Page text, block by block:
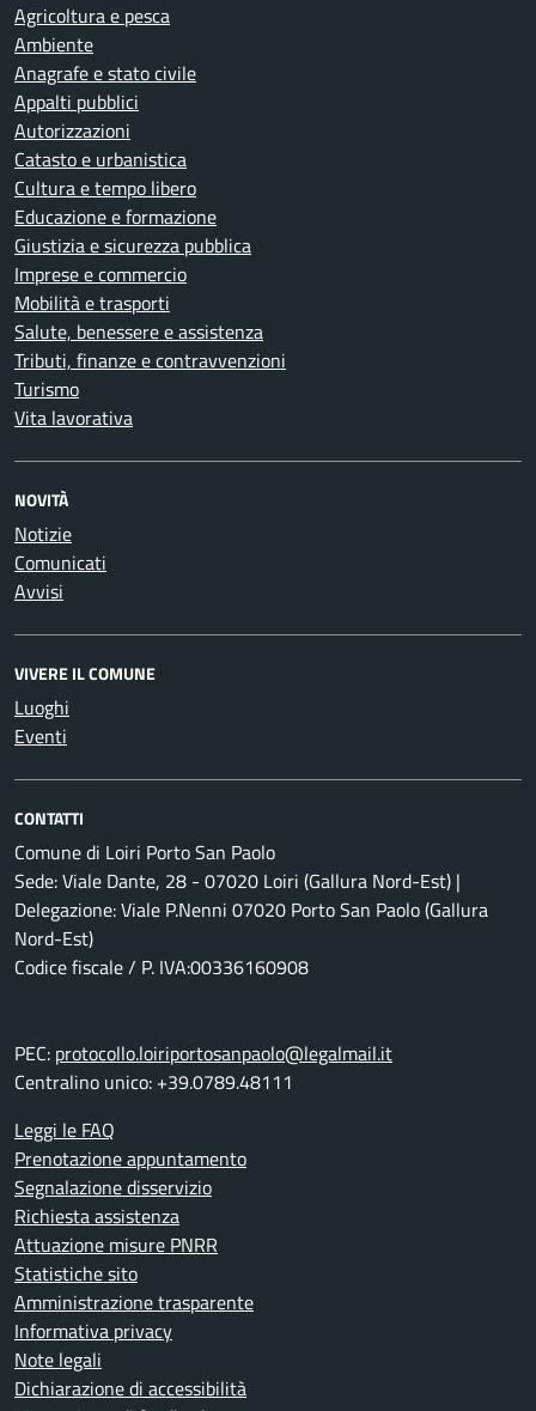
Agricoltura e pesca
Ambiente
Anagrafe e stato civile
Appalti pubblici
Autorizzazioni
Catasto e urbanistica
Cultura e tempo libero
Educazione e formazione
Giustizia e sicurezza pubblica
Imprese e commercio
Mobilità e trasporti
Salute, benessere e assistenza
Tributi, finanze e contravvenzioni
Turismo
Vita lavorativa
NOVITÀ
Notizie
Comunicati
Avvisi
VIVERE IL COMUNE
Luoghi
Eventi
CONTATTI
Comune di Loiri Porto San Paolo
Sede: Viale Dante, 28 - 07020 Loiri (Gallura Nord-Est) |
Delegazione: Viale P.Nenni 07020 Porto San Paolo (Gallura
Nord-Est)
Codice fiscale / P. IVA:00336160908
PEC: protocollo.loiriportosanpaolo@legalmail.it
Centralino unico: +39.0789.48111
Leggi le FAQ
Prenotazione appuntamento
Segnalazione disservizio
Richiesta assistenza
Attuazione misure PNRR
Statistiche sito
Amministrazione trasparente
Informativa privacy
Note legali
Dichiarazione di accessibilità